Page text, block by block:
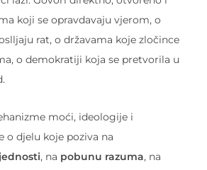
koji se opravdavaju vjerom, o
rat, o državama koje zločince
o demokratiji koja se pretvorila u
moći, ideologije i
o djelu koje poziva na
, na pobunu razuma, na